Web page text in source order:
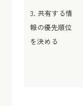
3. 共有する情
報の優先順位
を決める